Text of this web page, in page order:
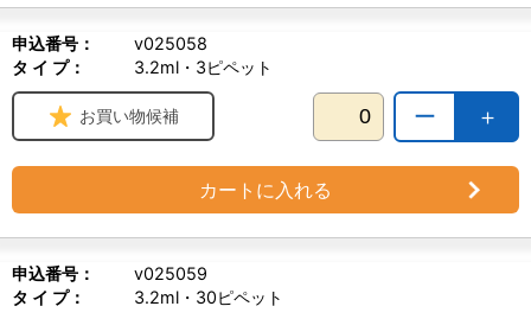
申込番号：
v025058
タ イ プ：
3.2ml・3ピペット
＋
ー
お買い物候補
カートに入れる
申込番号：
v025059
タ イ プ：
3.2ml・30ピペット